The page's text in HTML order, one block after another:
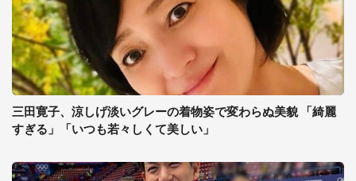
三田寛子、涼しげ淡いグレーの着物姿で変わらぬ美貌 「綺麗
すぎる」「いつも若々しくて美しい」